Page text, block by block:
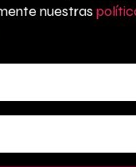
nuestras